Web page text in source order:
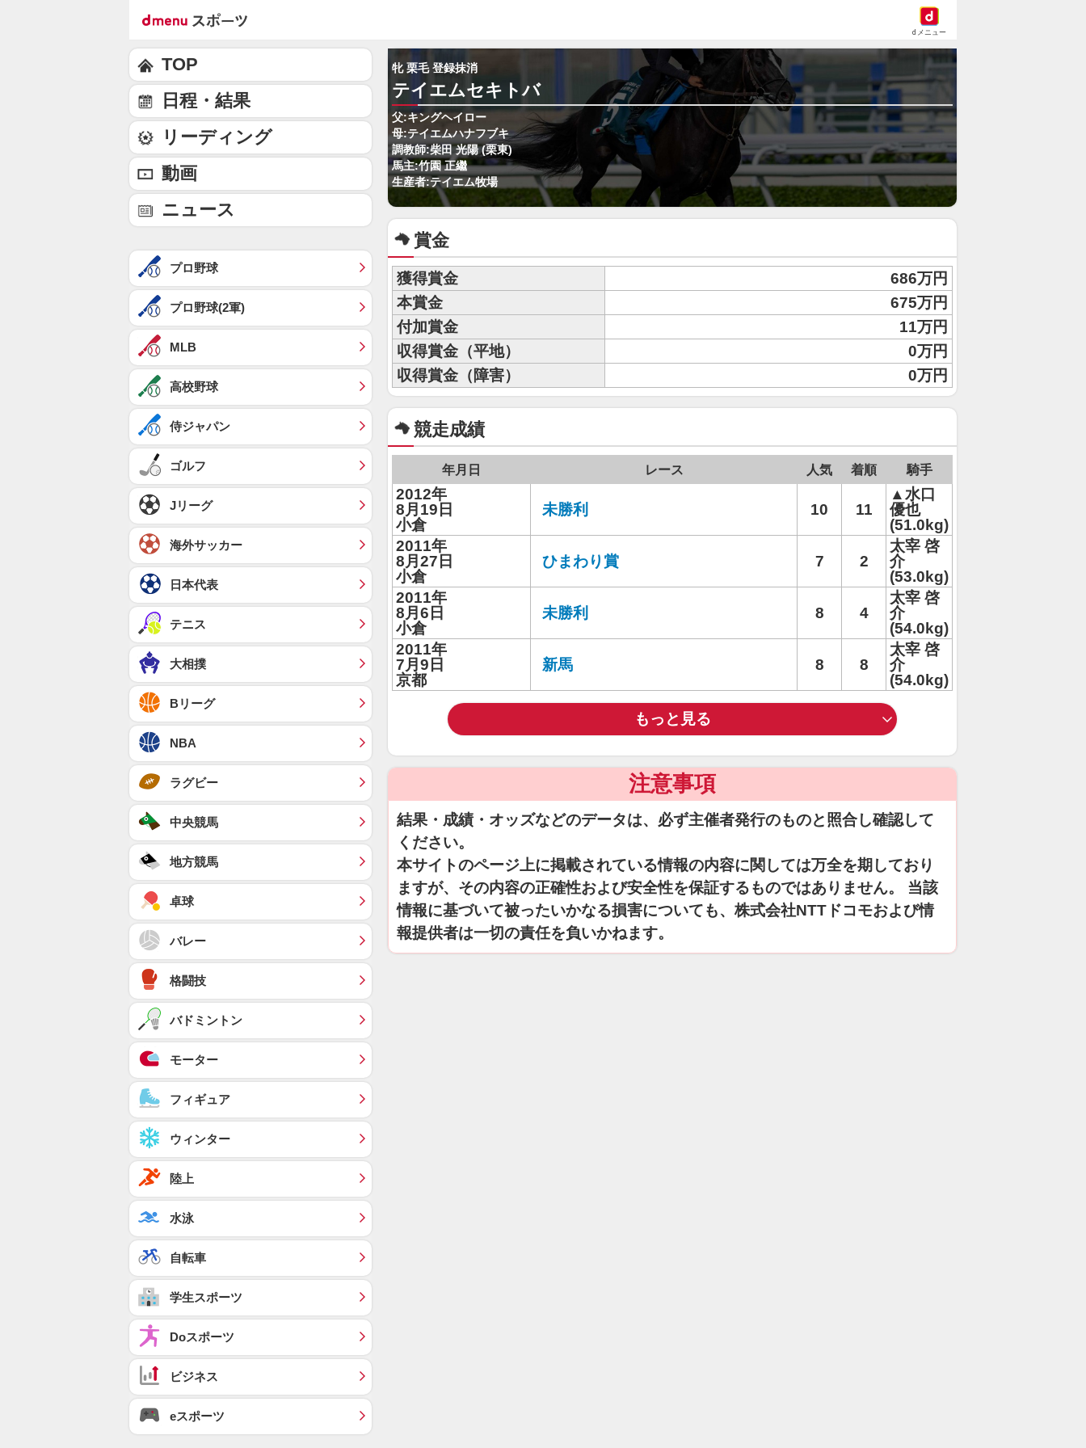
dメニュー
牝 栗毛 登録抹消
テイエムセキトバ
父:キングヘイロー
母:テイエムハナフブキ
調教師:柴田 光陽 (栗東)
馬主:竹園 正繼
生産者:テイエム牧場
賞金
獲得賞金
686万円
本賞金
675万円
付加賞金
11万円
収得賞金（平地）
0万円
収得賞金（障害）
0万円
競走成績
年月日 レース 人気 着順 騎手
2012年
8月19日
小倉
未勝利 10 11
▲水口
優也
(51.0kg)
2011年
8月27日
小倉
ひまわり賞 7 2
太宰 啓
介
(53.0kg)
2011年
8月6日
小倉
未勝利 8 4
太宰 啓
介
(54.0kg)
2011年
7月9日
京都
新馬 8 8
太宰 啓
介
(54.0kg)
もっと見る
注意事項
結果・成績・オッズなどのデータは、必ず主催者発行のものと照合し確認して
ください。
本サイトのページ上に掲載されている情報の内容に関しては万全を期しており
ますが、その内容の正確性および安全性を保証するものではありません。 当該
情報に基づいて被ったいかなる損害についても、株式会社NTTドコモおよび情
報提供者は一切の責任を負いかねます。
TOP
日程・結果
リーディング
動画
ニュース
プロ野球
プロ野球(2軍)
MLB
高校野球
侍ジャパン
ゴルフ
Jリーグ
海外サッカー
日本代表
テニス
大相撲
Bリーグ
NBA
ラグビー
中央競馬
地方競馬
卓球
バレー
格闘技
バドミントン
モーター
フィギュア
ウィンター
陸上
水泳
自転車
学生スポーツ
Doスポーツ
ビジネス
eスポーツ